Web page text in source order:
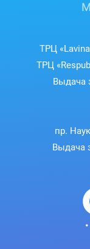
ТРЦ
ТРЦ
Выдача
пр.
Выдача